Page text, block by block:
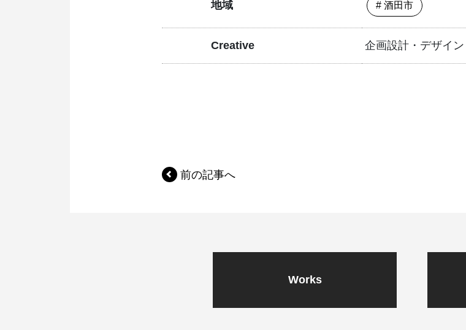
地域 # 酒田市
Creative 企画設計・デザイ
前の記事へ
Works